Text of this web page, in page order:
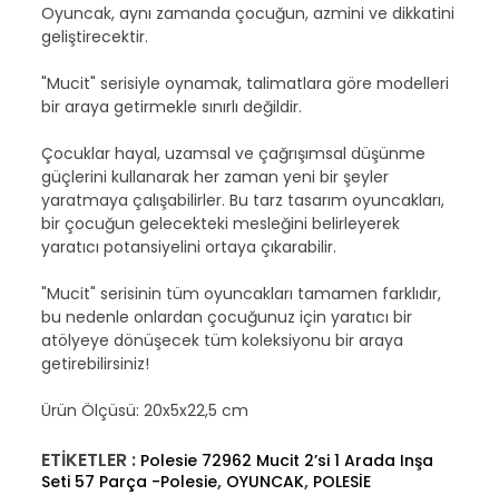
Oyuncak, aynı zamanda çocuğun, azmini ve dikkatini
geliştirecektir.
"Mucit" serisiyle oynamak, talimatlara göre modelleri
bir araya getirmekle sınırlı değildir.
Çocuklar hayal, uzamsal ve çağrışımsal düşünme
güçlerini kullanarak her zaman yeni bir şeyler
yaratmaya çalışabilirler. Bu tarz tasarım oyuncakları,
bir çocuğun gelecekteki mesleğini belirleyerek
yaratıcı potansiyelini ortaya çıkarabilir.
"Mucit" serisinin tüm oyuncakları tamamen farklıdır,
bu nedenle onlardan çocuğunuz için yaratıcı bir
atölyeye dönüşecek tüm koleksiyonu bir araya
getirebilirsiniz!
Ürün Ölçüsü: 20x5x22,5 cm
ETİKETLER : Polesie 72962 Mucit 2’si 1 Arada Inşa
Seti 57 Parça -Polesie, OYUNCAK, POLESİE